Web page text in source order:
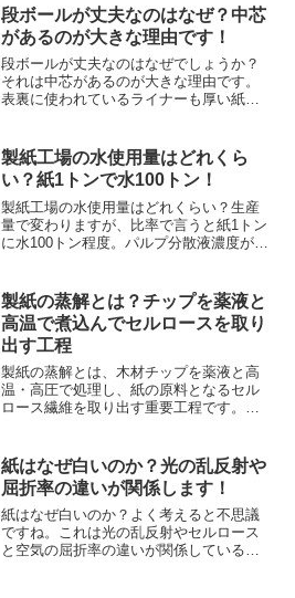
には行きません。紙を木材から生産する
にはそれなりの必要性があるのです。
段ボールが丈夫なのはなぜ？中芯
があるのが大きな理由です！
段ボールが丈夫なのはなぜでしょうか？
それは中芯があるのが大きな理由です。
表裏に使われているライナーも厚い紙で
増やします。段ボールが丈夫なのはその
構造によるところが大きいのです。
製紙工場の水使用量はどれくら
い？紙1トンで水100トン！
製紙工場の水使用量はどれくらい？生産
量で変わりますが、比率で言うと紙1トン
に水100トン程度。パルプ分散液濃度が約
にはキレイな水が必要です。製紙工場の
水使用量は膨大なのです。
製紙の蒸解とは？チップを薬液と
高温で煮込んでセルロースを取り
出す工程
製紙の蒸解とは、木材チップを薬液と高
温・高圧で処理し、紙の原料となるセル
ロース繊維を取り出す重要工程です。こ
る品質変化、環境対策までを詳しく解説
します。蒸解、重要工程なんですね！
紙はなぜ白いのか？光の乱反射や
屈折率の違いが関係します！
紙はなぜ白いのか？よく考えると不思議
ですね。これは光の乱反射やセルロース
と空気の屈折率の違いが関係しているよ